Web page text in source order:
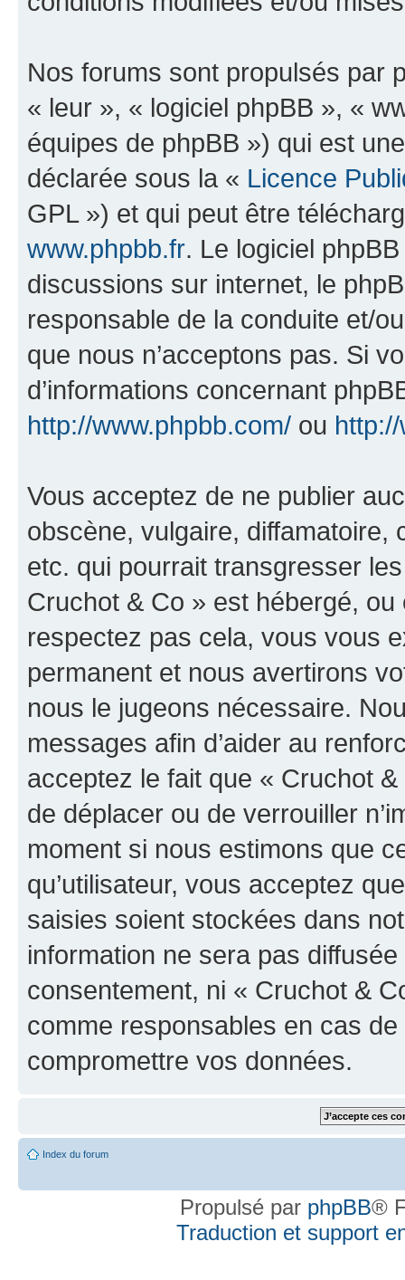
Nos forums sont propulsés par
« leur », « logiciel phpBB », «
équipes de phpBB ») qui est
déclarée sous la « Licence
GPL ») et qui peut être
www.phpbb.fr. Le logiciel
discussions sur internet, le
responsable de la conduite et/
que nous n’acceptons pas. Si
d’informations concernant
http://www.phpbb.com/ ou
Vous acceptez de ne publier
obscène, vulgaire, diffamatoire,
etc. qui pourrait transgresser
Cruchot & Co » est hébergé,
respectez pas cela, vous vous
permanent et nous avertirons
nous le jugeons nécessaire.
messages afin d’aider au
acceptez le fait que « Cruchot
de déplacer ou de verrouiller
moment si nous estimons que
qu’utilisateur, vous acceptez
saisies soient stockées dans
information ne sera pas
consentement, ni « Cruchot &
comme responsables en cas
compromettre vos données.
Index du forum
Propulsé par phpBB®
Traduction et support